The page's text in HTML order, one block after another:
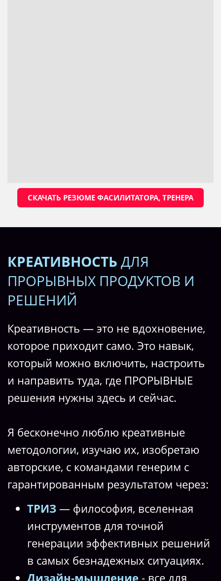
СКАЧАТЬ РЕЗЮМЕ ФАСИЛИТАТОРА, ТРЕНЕРА
КРЕАТИВНОСТЬ ДЛЯ
ПРОРЫВНЫХ ПРОДУКТОВ И
РЕШЕНИЙ
Креативность — это не вдохновение,
которое приходит само. Это навык,
который можно включить, настроить
и направить туда, где ПРОРЫВНЫЕ
решения нужны здесь и сейчас.
Я бесконечно люблю креативные
методологии, изучаю их, изобретаю
авторские, с командами генерим с
гарантированным результатом через:
ТРИЗ — философия, вселенная
инструментов для точной
генерации эффективных решений
в самых безнадежных ситуациях.
Дизайн-мышление - все для